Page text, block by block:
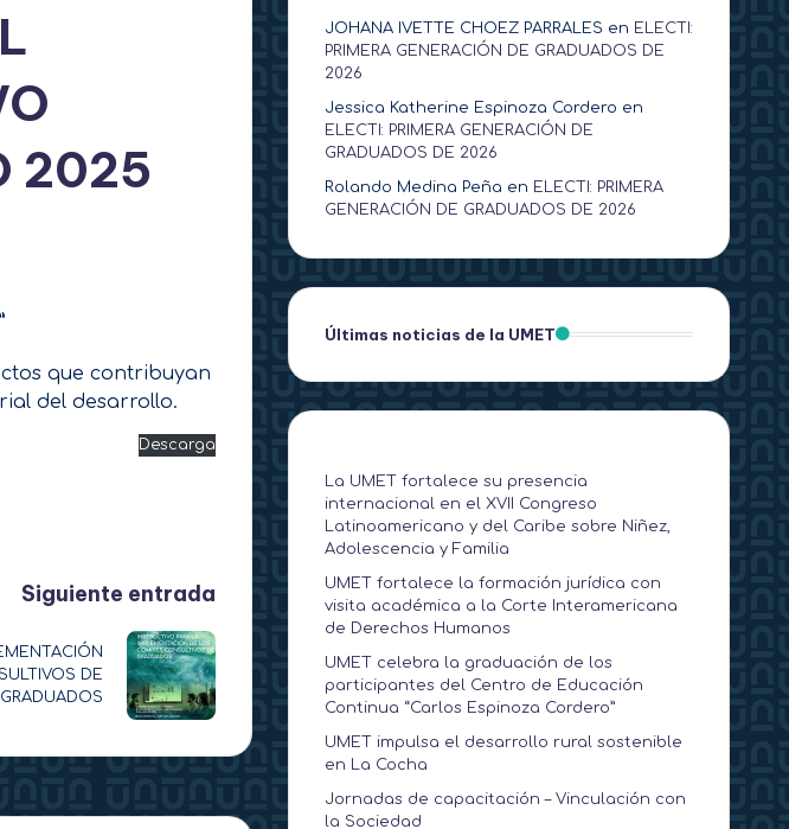
2025
que contribuyan
del desarrollo.
Descarga
Siguiente entrada
DE
GRADUADOS
JOHANA IVETTE CHOEZ PARRALES en ELECTI:
PRIMERA GENERACIÓN DE GRADUADOS DE
2026
Jessica Katherine Espinoza Cordero en
ELECTI: PRIMERA GENERACIÓN DE
GRADUADOS DE 2026
Rolando Medina Peña en ELECTI: PRIMERA
GENERACIÓN DE GRADUADOS DE 2026
Últimas noticias de la UMET
La UMET fortalece su presencia
internacional en el XVII Congreso
Latinoamericano y del Caribe sobre Niñez,
Adolescencia y Familia
UMET fortalece la formación jurídica con
visita académica a la Corte Interamericana
de Derechos Humanos
UMET celebra la graduación de los
participantes del Centro de Educación
Continua “Carlos Espinoza Cordero”
UMET impulsa el desarrollo rural sostenible
en La Cocha
Jornadas de capacitación – Vinculación con
la Sociedad